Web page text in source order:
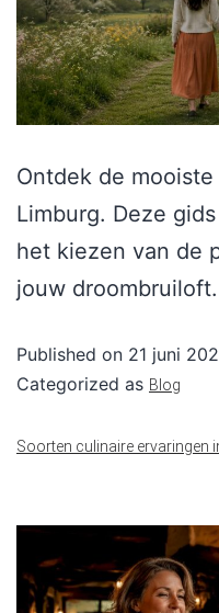
Ontdek de
Limburg. Deze
het kiezen van de
jouw droombruiloft.
Published on 21 juni
Categorized as Blog
Soorten culinaire ervaringen